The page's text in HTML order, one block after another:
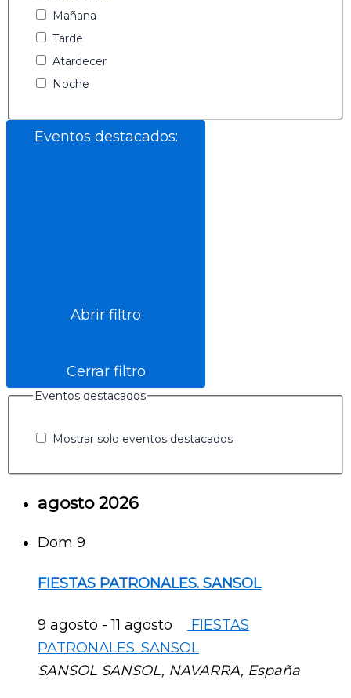
Mañana
Tarde
Atardecer
Noche
Eventos destacados:
Abrir filtro
Cerrar filtro
Eventos destacados
Mostrar solo eventos destacados
agosto 2026
Dom 9
FIESTAS PATRONALES. SANSOL
9 agosto -11 agosto
FIESTAS
PATRONALES. SANSOL
SANSOL SANSOL, NAVARRA, España